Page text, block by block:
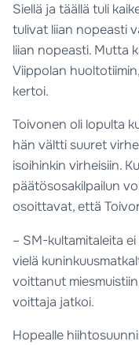
Siellä ja täällä tuli
tulivat liian nopeasti
liian nopeasti. Mutta
Viippolan
kertoi.
Toivonen oli lopulta
hän vältti suuret
isoihinkin virheisiin.
päätösosakilpailun
osoittavat, että
– SM-kultamitaleita
vielä
voittanut
voittaja jatkoi.
Hopealle